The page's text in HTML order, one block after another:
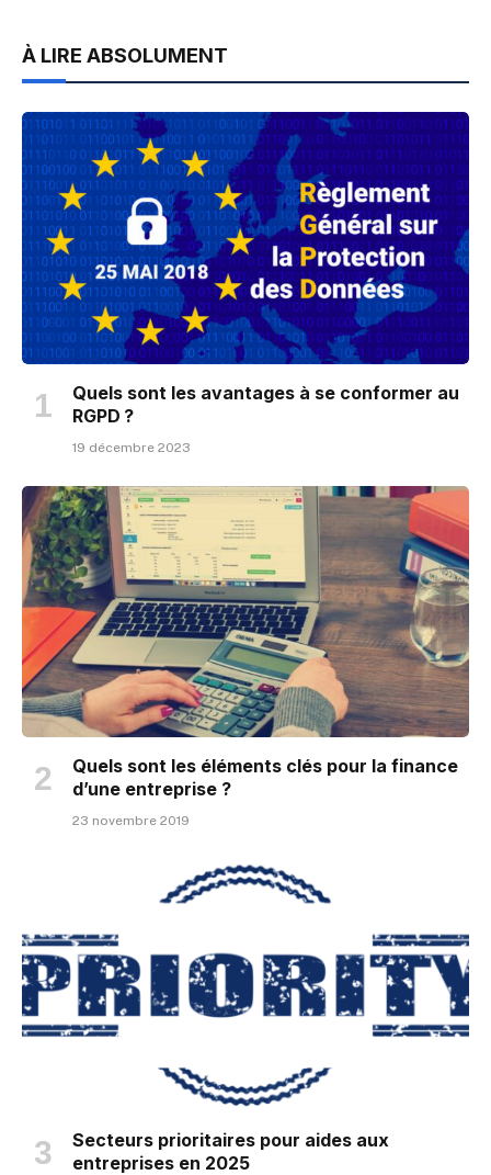
À LIRE ABSOLUMENT
Quels sont les avantages à se conformer au
RGPD ?
19 décembre 2023
Quels sont les éléments clés pour la finance
d’une entreprise ?
23 novembre 2019
Secteurs prioritaires pour aides aux
entreprises en 2025